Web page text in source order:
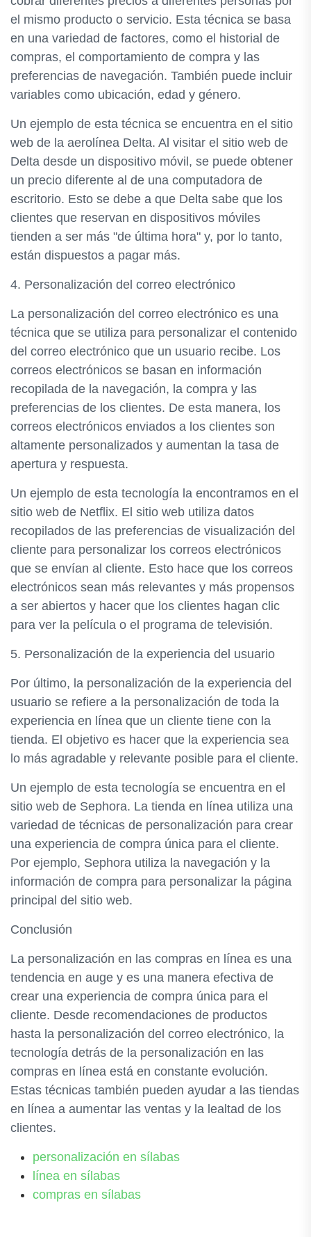
el mismo producto o servicio. Esta técnica se basa
en una variedad de factores, como el historial de
compras, el comportamiento de compra y las
preferencias de navegación. También puede incluir
variables como ubicación, edad y género.
Un ejemplo de esta técnica se encuentra en el sitio
web de la aerolínea Delta. Al visitar el sitio web de
Delta desde un dispositivo móvil, se puede obtener
un precio diferente al de una computadora de
escritorio. Esto se debe a que Delta sabe que los
clientes que reservan en dispositivos móviles
tienden a ser más "de última hora" y, por lo tanto,
están dispuestos a pagar más.
4. Personalización del correo electrónico
La personalización del correo electrónico es una
técnica que se utiliza para personalizar el contenido
del correo electrónico que un usuario recibe. Los
correos electrónicos se basan en información
recopilada de la navegación, la compra y las
preferencias de los clientes. De esta manera, los
correos electrónicos enviados a los clientes son
altamente personalizados y aumentan la tasa de
apertura y respuesta.
Un ejemplo de esta tecnología la encontramos en el
sitio web de Netflix. El sitio web utiliza datos
recopilados de las preferencias de visualización del
cliente para personalizar los correos electrónicos
que se envían al cliente. Esto hace que los correos
electrónicos sean más relevantes y más propensos
a ser abiertos y hacer que los clientes hagan clic
para ver la película o el programa de televisión.
5. Personalización de la experiencia del usuario
Por último, la personalización de la experiencia del
usuario se refiere a la personalización de toda la
experiencia en línea que un cliente tiene con la
tienda. El objetivo es hacer que la experiencia sea
lo más agradable y relevante posible para el cliente.
Un ejemplo de esta tecnología se encuentra en el
sitio web de Sephora. La tienda en línea utiliza una
variedad de técnicas de personalización para crear
una experiencia de compra única para el cliente.
Por ejemplo, Sephora utiliza la navegación y la
información de compra para personalizar la página
principal del sitio web.
Conclusión
La personalización en las compras en línea es una
tendencia en auge y es una manera efectiva de
crear una experiencia de compra única para el
cliente. Desde recomendaciones de productos
hasta la personalización del correo electrónico, la
tecnología detrás de la personalización en las
compras en línea está en constante evolución.
Estas técnicas también pueden ayudar a las tiendas
en línea a aumentar las ventas y la lealtad de los
clientes.
personalización en sílabas
línea en sílabas
compras en sílabas